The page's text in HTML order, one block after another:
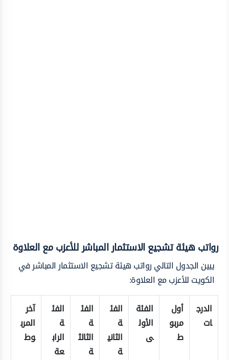
رواتب هيئة تشجيع الاستثمار المباشر للأعزب مع العلاوة
يبين الجدول التالي رواتب هيئة تشجيع الاستثمار المباشر في
الكويت للأعزب مع العلاوة:
الدرج
ات
أول
مربو
ط
الفئة
الأول
ى
الفئ
ة
الثاني
ة
الفئ
ة
الثالث
ة
الفئ
ة
الراب
عة
آخر
المرب
وط